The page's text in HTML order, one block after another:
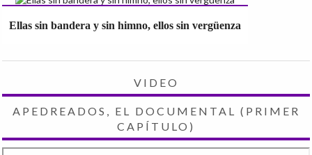
Ellas sin bandera y sin himno, ellos sin vergüenza
VIDEO
APEDREADOS, EL DOCUMENTAL (PRIMER
CAPÍTULO)